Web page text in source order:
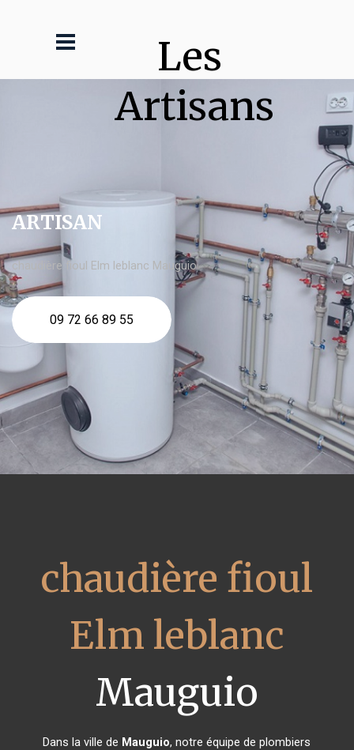
Les
Artisans
ARTISAN
chaudière fioul Elm leblanc Mauguio
09 72 66 89 55
chaudière fioul
Elm leblanc
Mauguio
Dans la ville de Mauguio, notre équipe de plombiers